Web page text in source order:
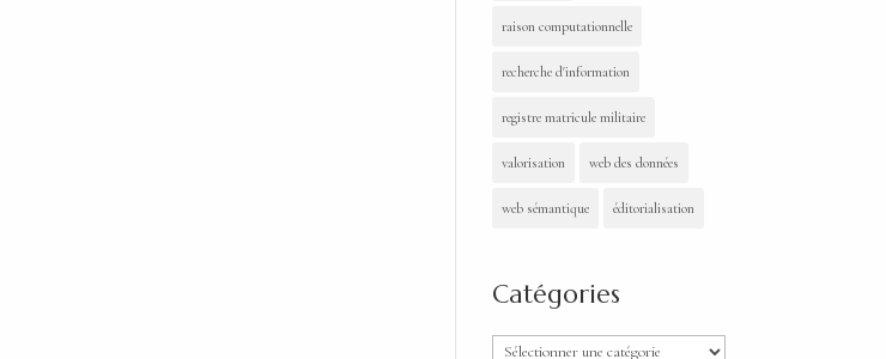
raison computationnelle
recherche d'information
registre matricule militaire
valorisation web des données
web sémantique éditorialisation
Catégories
Catégories